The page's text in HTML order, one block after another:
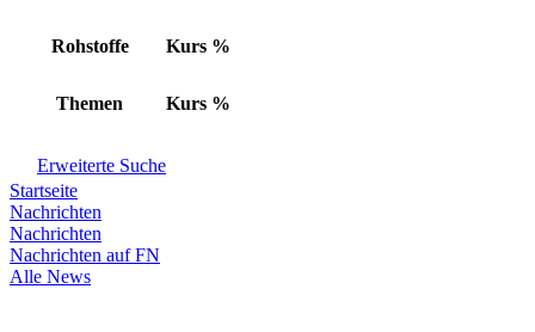
Rohstoffe Kurs %
Themen Kurs %
Erweiterte Suche
Startseite
Nachrichten
Nachrichten
Nachrichten auf FN
Alle News